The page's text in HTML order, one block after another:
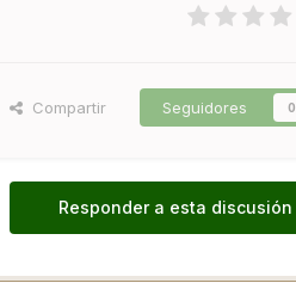
Compartir Seguidores 0
Responder a esta discusión